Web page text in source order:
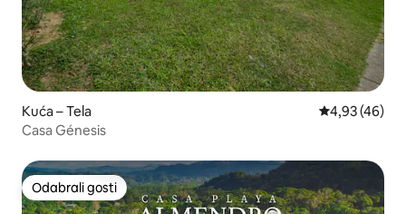
Kuća – Tela Prosječna
4,93 (46)
Casa Génesis
Odabrali gosti
Odabrali gosti